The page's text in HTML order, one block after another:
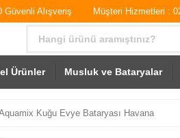
Güvenli Alışveriş Müşteri Hizmetleri :
Ürünler Musluk ve Bataryalar
Kuğu Evye Bataryası Havana